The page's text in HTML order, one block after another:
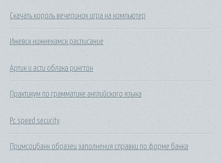
Скачать король вечеринок игра на компьютер
Ижевск нижнекамск расписание
Артик и асти облака рингтон
Практикум по грамматике английского языка
Pc speed security
Примсоцбанк образец заполнения справки по форме банка